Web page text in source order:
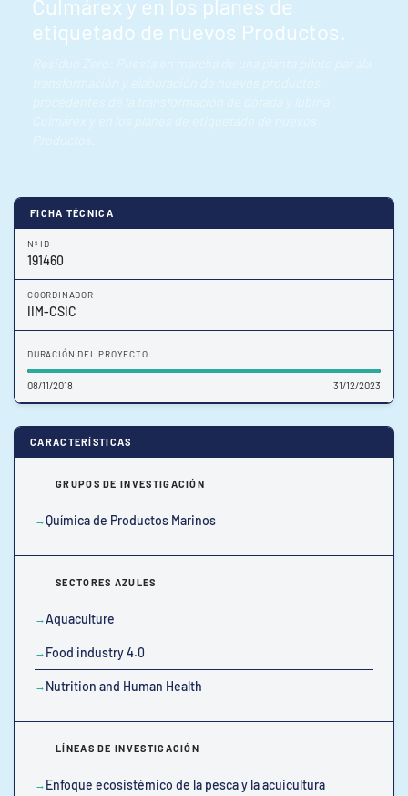
Culmárex y en los planes de
etiquetado de nuevos Productos.
FICHA TÉCNICA
Nº ID
191460
COORDINADOR
IIM-CSIC
DURACIÓN DEL PROYECTO
08/11/2018 31/12/2023
CARACTERÍSTICAS
GRUPOS DE INVESTIGACIÓN
Química de Productos Marinos
SECTORES AZULES
Aquaculture
Food industry 4.0
Nutrition and Human Health
LÍNEAS DE INVESTIGACIÓN
Enfoque ecosistémico de la pesca y la acuicultura